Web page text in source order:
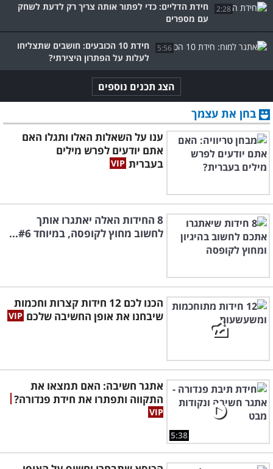
2:28
חידת הדליים: כדי לפתור אותה צריך רק לדעת לשחק
עם מספרים
5:56
חידת 10 הכובעים: חושבים שתצליחו
לעלות על הפתרון היצירתי?
הצג תכנים נוספים
בחן את עצמך
ענו על השאלות האלו ותגלו האם
אתם יודעים לפרש מילים
בעברית
8 החידות האלה יאתגרו אותך
לחשוב מחוץ לקופסה, במיוחד #6...
הכנו לכם 12 חידות קצרות וחכמות
שיבחנו את אופן החשיבה שלכם
5:38
אתגר חשיבה: האם תמצאו את
התקווה ותפתרו את חידת פנדורה?